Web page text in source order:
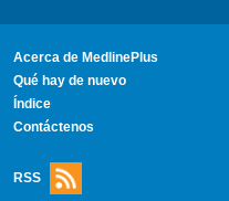
Acerca de MedlinePlus
Qué hay de nuevo
Índice
Contáctenos
RSS